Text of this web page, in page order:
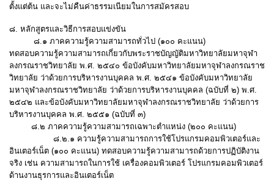
ตั้งแต่ต้น และจะไม่คืนค่าธรรมเนียมในการสมัครสอบ
๘. หลักสูตรและวิธีการสอบแข่งขัน
๘.๑ ภาคความรู้ความสามารถทั่วไป (๑๐๐ คะแนน)
ทดสอบความรู้ความสามารถเกี่ยวกับพระราชบัญญัติมหาวิทยาลัยมหาจุฬา
ลงกรณราชวิทยาลัย พ.ศ. ๒๕๔๐ ข้อบังคับมหาวิทยาลัยมหาจุฬาลงกรณราช
วิทยาลัย ว่าด้วยการบริหารงานบุคคล พ.ศ. ๒๕๔๑ ข้อบังคับมหาวิทยาลัย
มหาจุฬาลงกรณราชวิทยาลัย ว่าด้วยการบริหารงานบุคคล (ฉบับที่ ๒) พ.ศ.
๒๕๔๒ และข้อบังคับมหาวิทยาลัยมหาจุฬาลงกรณราชวิทยาลัย ว่าด้วยการ
บริหารงานบุคคล พ.ศ. ๒๕๕๑ (ฉบับที่ ๓)
๘.๒ ภาคความรู้ความสามารถเฉพาะตำแหน่ง (๒๐๐ คะแนน)
๘.๒.๑ ความรู้ความสามารถการใช้โปรแกรมคอมพิวเตอร์และ
อินเตอร์เน็ต (๑๐๐ คะแนน) ทดสอบความรู้ความสามารถด้วยการปฏิบัติงาน
จริง เช่น ความสามารถในการใช้ เครื่องคอมพิวเตอร์ โปรแกรมคอมพิวเตอร์
ด้านงานธุรการและอินเตอร์เน็ต